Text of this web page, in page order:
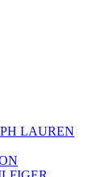
LAUREN